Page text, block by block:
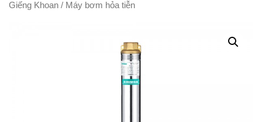
Giếng Khoan / Máy bơm hỏa tiễn